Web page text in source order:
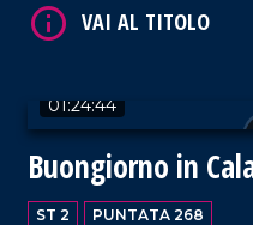
Floro.
01:24:44
Buongiorno in
ST 2 PUNTATA 268
VAI AL TITOLO